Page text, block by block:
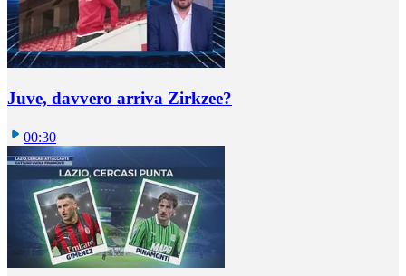
Juve, davvero arriva Zirkzee?
00:30